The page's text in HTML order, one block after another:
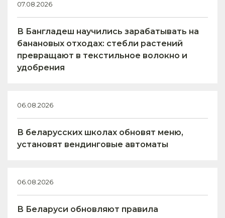
07.08.2026
В Бангладеш научились зарабатывать на
банановых отходах: стебли растений
превращают в текстильное волокно и
удобрения
06.08.2026
В беларусских школах обновят меню,
установят вендинговые автоматы
06.08.2026
В Беларуси обновляют правила